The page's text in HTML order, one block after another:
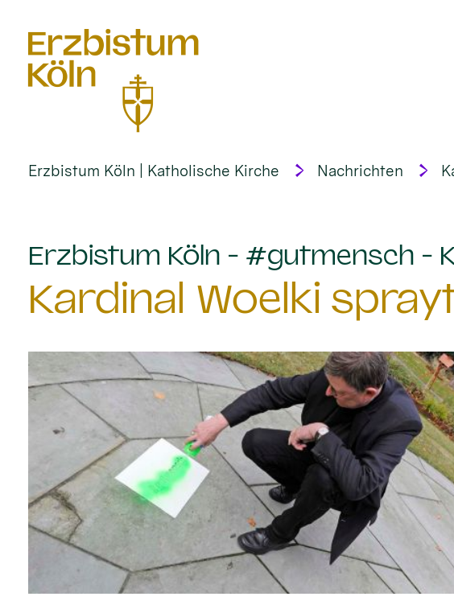
Erzbistum Köln | Katholische Kirche Nachrichten
Erzbistum Köln - #gutmensch -
Kardinal Woelki